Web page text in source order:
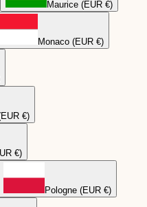
Maurice (EUR €)
Monaco (EUR €)
€)
€)
Pologne (EUR €)